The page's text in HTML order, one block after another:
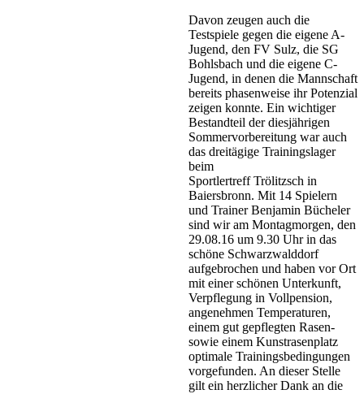
Davon zeugen auch die
Testspiele gegen die eigene A-
Jugend, den FV Sulz, die SG
Bohlsbach und die eigene C-
Jugend, in denen die Mannschaft
bereits phasenweise ihr Potenzial
zeigen konnte. Ein wichtiger
Bestandteil der diesjährigen
Sommervorbereitung war auch
das dreitägige Trainingslager
beim
Sportlertreff Trölitzsch in
Baiersbronn. Mit 14 Spielern
und Trainer Benjamin Bücheler
sind wir am Montagmorgen, den
29.08.16 um 9.30 Uhr in das
schöne Schwarzwalddorf
aufgebrochen und haben vor Ort
mit einer schönen Unterkunft,
Verpflegung in Vollpension,
angenehmen Temperaturen,
einem gut gepflegten Rasen-
sowie einem Kunstrasenplatz
optimale Trainingsbedingungen
vorgefunden. An dieser Stelle
gilt ein herzlicher Dank an die